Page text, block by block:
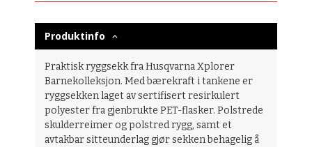
Produktinfo
Praktisk ryggsekk fra Husqvarna Xplorer
Barnekolleksjon. Med bærekraft i tankene er
ryggsekken laget av sertifisert resirkulert
polyester fra gjenbrukte PET-flasker. Polstrede
skulderreimer og polstred rygg, samt et
avtakbar sitteunderlag gjør sekken behagelig å